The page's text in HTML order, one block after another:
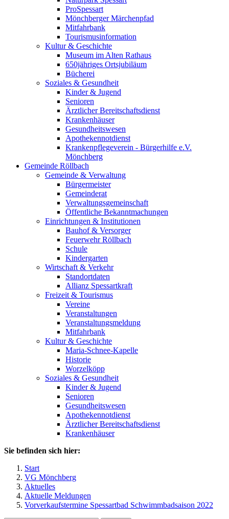
ProSpessart
Mönchberger Märchenpfad
Mitfahrbank
Tourismusinformation
Kultur & Geschichte
Museum im Alten Rathaus
650jähriges Ortsjubiläum
Bücherei
Soziales & Gesundheit
Kinder & Jugend
Senioren
Ärztlicher Bereitschaftsdienst
Krankenhäuser
Gesundheitswesen
Apothekennotdienst
Krankenpflegeverein - Bürgerhilfe e.V.
Mönchberg
Gemeinde Röllbach
Gemeinde & Verwaltung
Bürgermeister
Gemeinderat
Verwaltungsgemeinschaft
Öffentliche Bekanntmachungen
Einrichtungen & Institutionen
Bauhof & Versorger
Feuerwehr Röllbach
Schule
Kindergarten
Wirtschaft & Verkehr
Standortdaten
Allianz Spessartkraft
Freizeit & Tourismus
Vereine
Veranstaltungen
Veranstaltungsmeldung
Mitfahrbank
Kultur & Geschichte
Maria-Schnee-Kapelle
Historie
Worzelköpp
Soziales & Gesundheit
Kinder & Jugend
Senioren
Gesundheitswesen
Apothekennotdienst
Ärztlicher Bereitschaftsdienst
Krankenhäuser
Sie befinden sich hier:
Start
VG Mönchberg
Aktuelles
Aktuelle Meldungen
Vorverkaufstermine Spessartbad Schwimmbadsaison 2022